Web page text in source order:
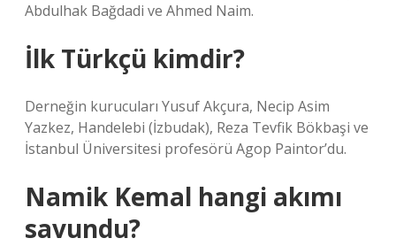
Abdulhak Bağdadi ve Ahmed Naim.
İlk Türkçü kimdir?
Derneğin kurucuları Yusuf Akçura, Necip Asim
Yazkez, Handelebi (İzbudak), Reza Tevfik Bökbaşi ve
İstanbul Üniversitesi profesörü Agop Paintor’du.
Namik Kemal hangi akımı
savundu?